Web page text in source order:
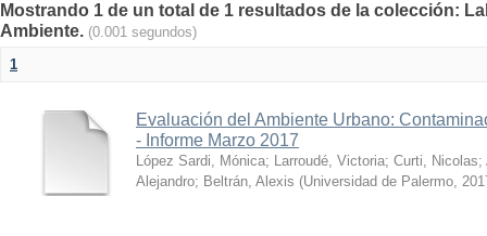
Mostrando 1 de un total de 1 resultados de la colección:
Ambiente. (0.001 segundos)
1
Evaluación del Ambiente Urbano:
- Informe Marzo 2017
López Sardi, Mónica; Larroudé, Victoria; Curti, Nicolas;
Alejandro; Beltrán, Alexis (Universidad de Palermo,